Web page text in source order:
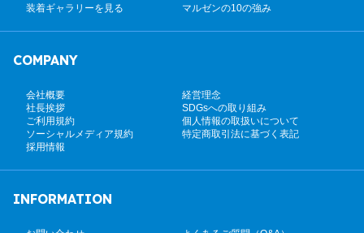
装着ギャラリーを見る マルゼンの10の強み
COMPANY
会社概要
経営理念
社長挨拶
SDGsへの取り組み
ご利用規約
個人情報の取扱いについて
ソーシャルメディア規約
特定商取引法に基づく表記
採用情報
INFORMATION